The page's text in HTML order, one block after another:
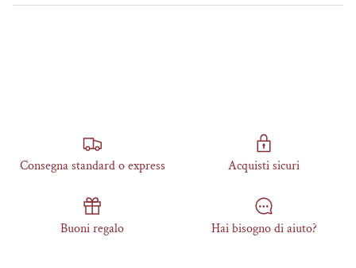
Consegna standard o express Acquisti sicuri
Buoni regalo Hai bisogno di aiuto?